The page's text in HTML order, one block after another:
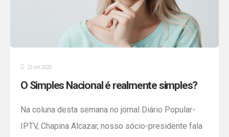
23 set 2020
O Simples Nacional é realmente simples?
Na coluna desta semana no jornal Diário Popular-
IPTV, Chapina Alcazar, nosso sócio-presidente fala